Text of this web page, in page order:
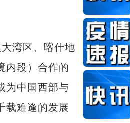
湾区、喀什地
内段）合作的
为中国西部与
载难逢的发展